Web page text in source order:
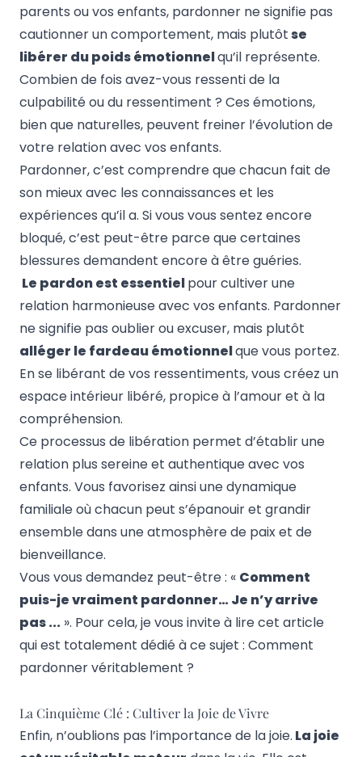
parents ou vos enfants, pardonner ne signifie pas
cautionner un comportement, mais plutôtse
libérer du poids émotionnelqu’il représente.
Combien de fois avez-vous ressenti de la
culpabilité ou du ressentiment ? Ces émotions,
bien que naturelles, peuvent freiner l’évolution de
votre relation avec vos enfants.
Pardonner, c’est comprendre que chacun fait de
son mieux avec les connaissances et les
expériences qu’il a. Si vous vous sentez encore
bloqué, c’est peut-être parce que certaines
blessures demandent encore à être guéries.
Le pardon est essentielpour cultiver une
relation harmonieuse avec vos enfants. Pardonner
ne signifie pas oublier ou excuser, mais plutôt
alléger le fardeau émotionnelque vous portez.
En se libérant de vos ressentiments, vous créez un
espace intérieur libéré, propice à l’amour et à la
compréhension.
Ce processus de libération permet d’établir une
relation plus sereine et authentique avec vos
enfants. Vous favorisez ainsi une dynamique
familiale où chacun peut s’épanouir et grandir
ensemble dans une atmosphère de paix et de
bienveillance.
Vous vous demandez peut-être : « Comment
puis-je vraiment pardonner… Je n’y arrive
pas ... ». Pour cela, je vous invite à lire cet article
qui est totalement dédié à ce sujet : Comment
pardonner véritablement ?
La Cinquième Clé : Cultiver la Joie de Vivre
Enfin, n’oublions pas l’importance de la joie. La joie